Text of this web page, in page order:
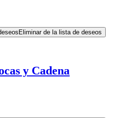
Eliminar de la lista de deseos
y Cadena